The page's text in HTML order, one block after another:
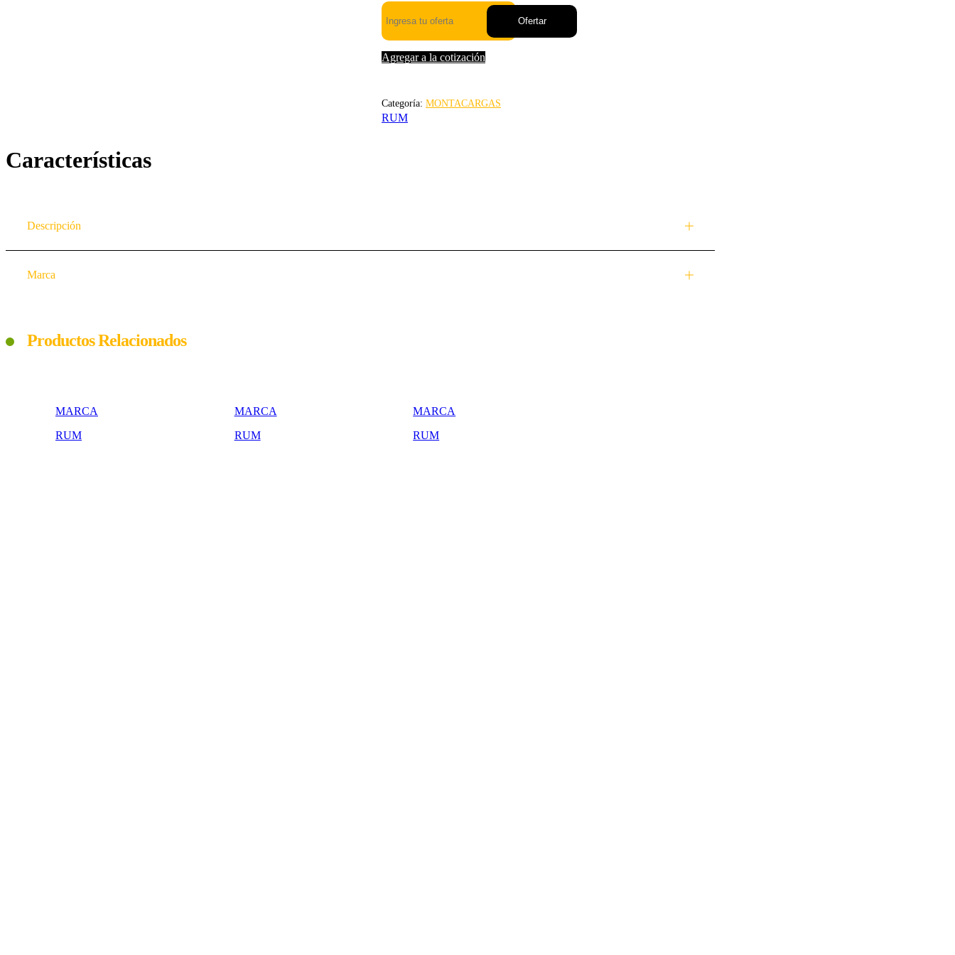
Ofertar
Agregar a la cotización
Categoría: MONTACARGAS
RUM
Características
Descripción
Marca
Productos Relacionados
MARCA
RUM
MARCA
RUM
MARCA
RUM